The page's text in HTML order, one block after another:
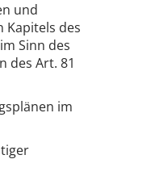
und
Kapitels des
Sinn des
des Art. 81
im